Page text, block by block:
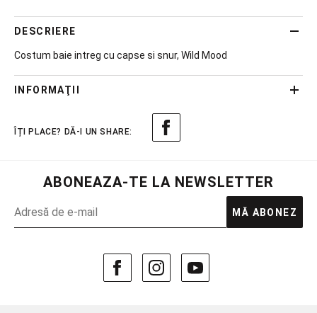
DESCRIERE
Costum baie intreg cu capse si snur, Wild Mood
INFORMAŢII
ABONEAZA-TE LA NEWSLETTER
MĂ ABONEZ